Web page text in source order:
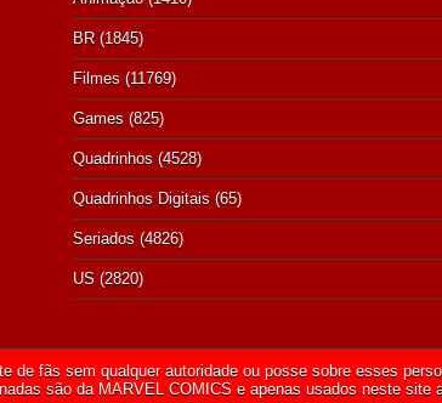
BR (1845)
Filmes (11769)
Games (825)
Quadrinhos (4528)
Quadrinhos Digitais (65)
Seriados (4826)
US (2820)
de fãs sem qualquer autoridade ou posse sobre esses
são da MARVEL COMICS e apenas usados neste site